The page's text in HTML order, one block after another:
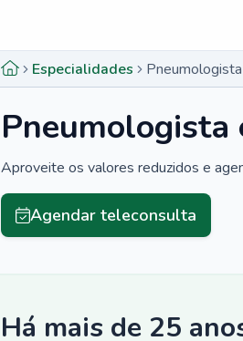
Especialidades
Pneumologista
Aproveite os valores reduzidos e
Agendar teleconsulta
Há mais de 25